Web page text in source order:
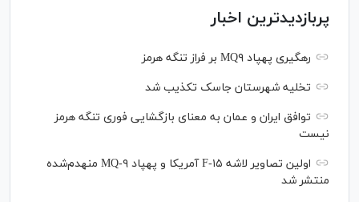
پربازدیدترین اخبار
رهگیری پهپاد MQ۹ بر فراز تنگه هرمز
تخلیه شهرستان جاسک تکذیب شد
توافق ایران و عمان به معنای بازگشایی فوری تنگه هرمز
نیست
اولین تصاویر لاشه F-۱۵ آمریکا و پهپاد MQ-۹ منهدم‌شده
منتشر شد